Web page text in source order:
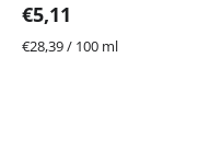
€5,11
Jednotková
€28,39 / 100 ml